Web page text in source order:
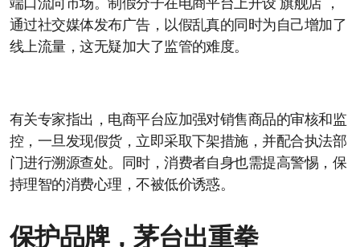
端口流向市场。制假分子在电商平台上开设“旗舰店”，
通过社交媒体发布广告，以假乱真的同时为自己增加了
线上流量，这无疑加大了监管的难度。
有关专家指出，电商平台应加强对销售商品的审核和监
控，一旦发现假货，立即采取下架措施，并配合执法部
门进行溯源查处。同时，消费者自身也需提高警惕，保
持理智的消费心理，不被低价诱惑。
保护品牌，茅台出重拳